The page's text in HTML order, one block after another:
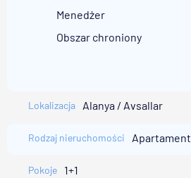
Menedżer
Obszar chroniony
Lokalizacja Alanya / Avsallar
Rodzaj nieruchomości Apartament
Pokoje 1+1